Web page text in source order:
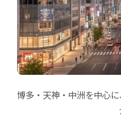
博多・天神・中洲を中心